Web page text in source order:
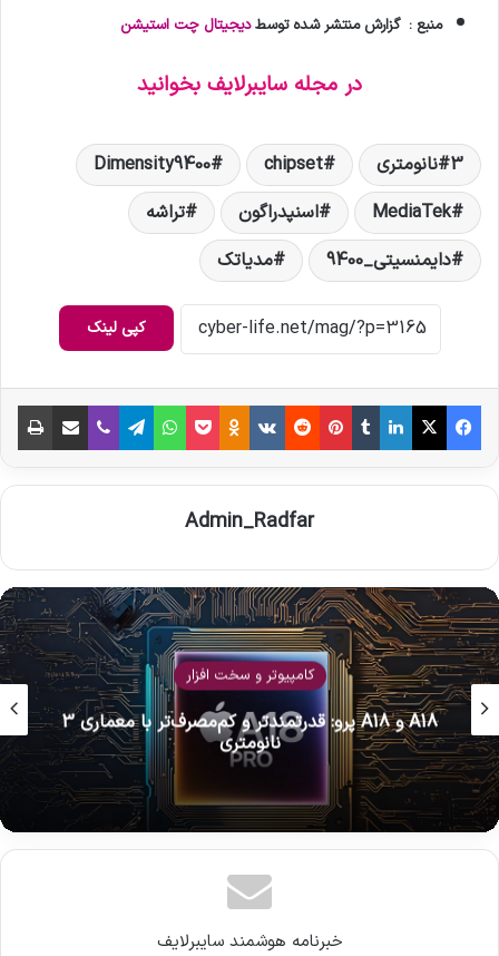
منبع : گزارش منتشر شده توسطدیجیتال چت استیشن
در مجله سایبرلایف بخوانید
3نانومتری chipset
Dimensity9400
MediaTek
اسنپدراگون
تراشه
دایمنسیتی_9400
مدیاتک
کپی لینک
فیس بوک X لینکدین ‫تامبلر ‫پین‌ترست ‫رددیت ‫VKontakte
‫Odnoklassniki پاکت واتس آپ تلگرام وایبر اشتراک گذاری از طریق ایمیل
Admin_Radfar
تبلت
تبلت گیمینگ رد مجیک: قدرتمندترین تبلت
اندرویدی با طراحی شفاف
خبرنامه هوشمند سایبرلایف